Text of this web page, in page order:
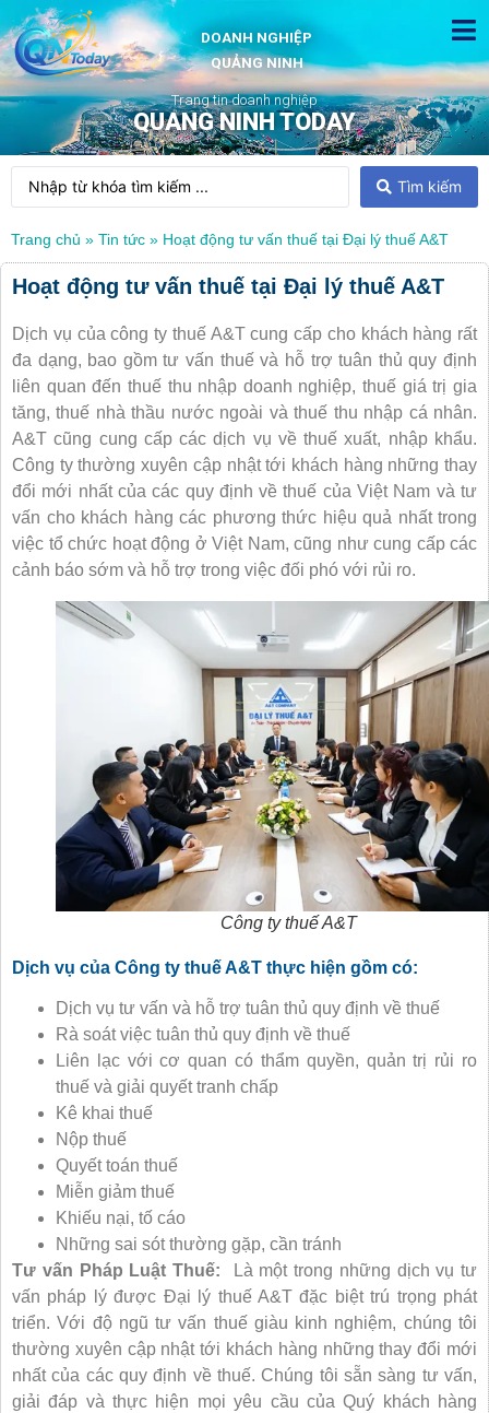
DOANH NGHIỆP
QUẢNG NINH
Trang tin doanh nghiệp
QUANG NINH TODAY
Tìm kiếm
Trang chủ » Tin tức » Hoạt động tư vấn thuế tại Đại lý thuế A&T
Hoạt động tư vấn thuế tại Đại lý thuế A&T
Dịch vụ của công ty thuế A&T cung cấp cho khách hàng rất
đa dạng, bao gồm tư vấn thuế và hỗ trợ tuân thủ quy định
liên quan đến thuế thu nhập doanh nghiệp, thuế giá trị gia
tăng, thuế nhà thầu nước ngoài và thuế thu nhập cá nhân.
A&T cũng cung cấp các dịch vụ về thuế xuất, nhập khẩu.
Công ty thường xuyên cập nhật tới khách hàng những thay
đổi mới nhất của các quy định về thuế của Việt Nam và tư
vấn cho khách hàng các phương thức hiệu quả nhất trong
việc tổ chức hoạt động ở Việt Nam, cũng như cung cấp các
cảnh báo sớm và hỗ trợ trong việc đối phó với rủi ro.
Công ty thuế A&T
Dịch vụ của Công ty thuế A&T thực hiện gồm có:
Dịch vụ tư vấn và hỗ trợ tuân thủ quy định về thuế
Rà soát việc tuân thủ quy định về thuế
Liên lạc với cơ quan có thẩm quyền, quản trị rủi ro
thuế và giải quyết tranh chấp
Kê khai thuế
Nộp thuế
Quyết toán thuế
Miễn giảm thuế
Khiếu nại, tố cáo
Những sai sót thường gặp, cần tránh
Tư vấn Pháp Luật Thuế:
Là một trong những dịch vụ tư
vấn pháp lý được Đại lý thuế A&T đặc biệt trú trọng phát
triển. Với độ ngũ tư vấn thuế giàu kinh nghiệm, chúng tôi
thường xuyên cập nhật tới khách hàng những thay đổi mới
nhất của các quy định về thuế. Chúng tôi sẵn sàng tư vấn,
giải đáp và thực hiện mọi yêu cầu của Quý khách hàng